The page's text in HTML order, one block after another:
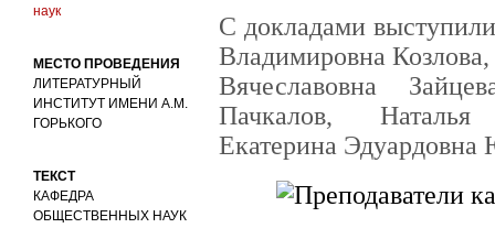
наук
МЕСТО ПРОВЕДЕНИЯ
ЛИТЕРАТУРНЫЙ
ИНСТИТУТ ИМЕНИ А.М.
ГОРЬКОГО
ТЕКСТ
КАФЕДРА
ОБЩЕСТВЕННЫХ НАУК
С докладами
Владимировна
Вячеславовна
Пачкалов,
Екатерина Эдуардовна